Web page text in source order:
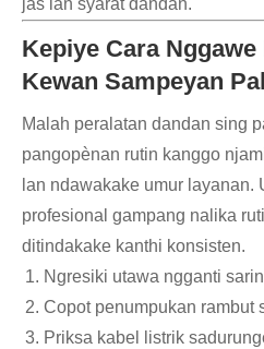
jas lan syarat dandan.
Kepiye Cara
Kewan Sampeyan
Malah peralatan dandan sing
pangopènan rutin kanggo
lan ndawakake umur layanan.
profesional gampang nalika
ditindakake kanthi konsisten.
Ngresiki utawa ngganti
Copot penumpukan rambut
Priksa kabel listrik